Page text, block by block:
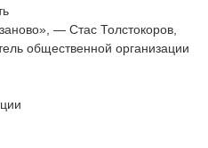
— Стас Толстокоров,
общественной организации